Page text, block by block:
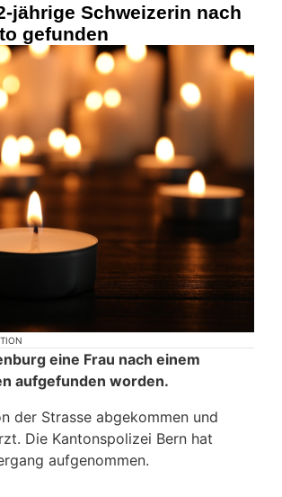
jährige Schweizerin nach
gefunden
eine Frau nach einem
aufgefunden worden.
der Strasse abgekommen und
Die Kantonspolizei Bern hat
aufgenommen.